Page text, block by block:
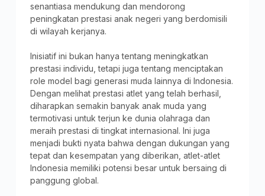
senantiasa mendukung dan mendorong
peningkatan prestasi anak negeri yang berdomisili
di wilayah kerjanya.
Inisiatif ini bukan hanya tentang meningkatkan
prestasi individu, tetapi juga tentang menciptakan
role model bagi generasi muda lainnya di Indonesia.
Dengan melihat prestasi atlet yang telah berhasil,
diharapkan semakin banyak anak muda yang
termotivasi untuk terjun ke dunia olahraga dan
meraih prestasi di tingkat internasional. Ini juga
menjadi bukti nyata bahwa dengan dukungan yang
tepat dan kesempatan yang diberikan, atlet-atlet
Indonesia memiliki potensi besar untuk bersaing di
panggung global.